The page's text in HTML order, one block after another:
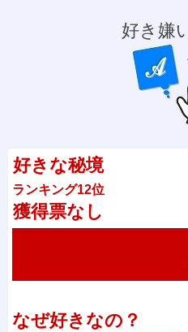
好き嫌
好きな秘境
ランキング12位
獲得票なし
なぜ好きなの？